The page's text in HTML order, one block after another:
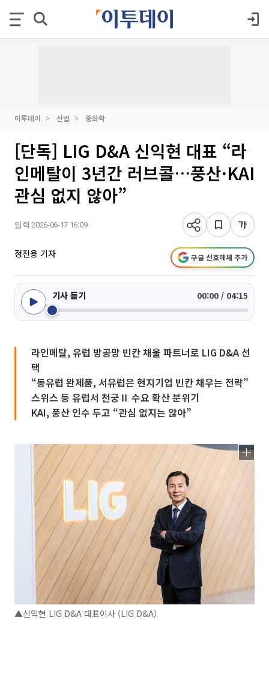
이투데이 산업 중화학
[단독] LIG D&A 신익현 대표 “라
인메탈이 3년간 러브콜…풍산·KAI
관심 없지 않아”
입력 2026-06-17 16:09
정진용 기자 구글 선호매체 추가
기사 듣기 00:00 / 04:15
라인메탈, 유럽 방공망 빈칸 채울 파트너로 LIG D&A 선
택
“동유럽 완제품, 서유럽은 현지기업 빈칸 채우는 전략”
스위스 등 유럽서 천궁Ⅱ 수요 확산 분위기
KAI, 풍산 인수 두고 “관심 없지는 않아”
▲신익현 LIG D&A 대표이사 (LIG D&A)